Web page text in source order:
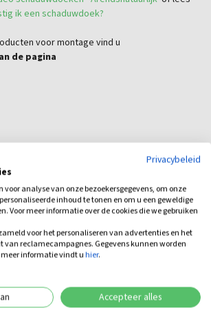
ik een schaduwdoek?
voor montage vind u
de pagina
producten
Privacybeleid
voor analyse van onze bezoekersgegevens, om onze
inhoud te tonen en om u een geweldige
Voor meer informatie over de cookies die we gebruiken
voor het personaliseren van advertenties en het
reclamecampagnes. Gegevens kunnen worden
meer informatie vindt uhier.
Accepteer alles